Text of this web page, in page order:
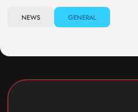
NEWS GENERAL